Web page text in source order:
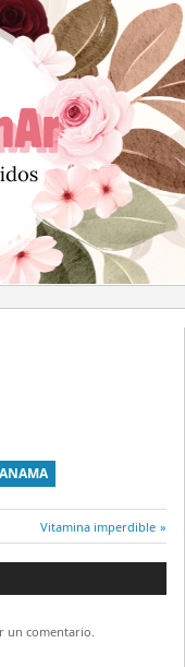
Entrada
siguiente:
Vitamina imperdible
un comentario.